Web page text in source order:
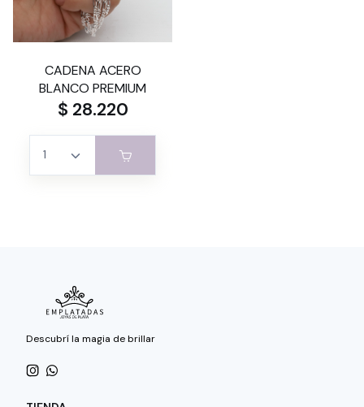
CADENA ACERO
BLANCO PREMIUM
$ 28.220
Descubrí la magia de brillar